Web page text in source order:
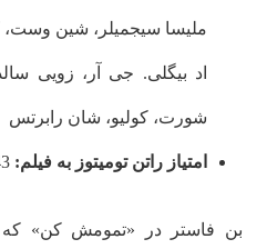
ملیسا سیجمیلر، شین
اد بیگلی. جی آر، زویی
شورت، کولیو، شان رابرتس
امتیاز راتن تومیتوز به فیلم: 43
بن فاستر در «تمومش کن» که